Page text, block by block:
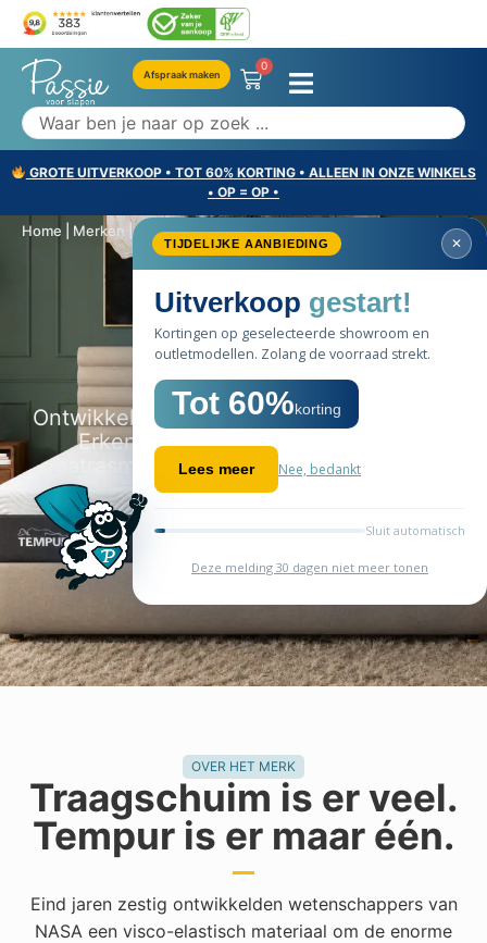
Afspraak maken
0
GROTE UITVERKOOP • TOT 60% KORTING • ALLEEN IN ONZE WINKELS
• OP = OP •
Home Merken |Tempur
Merken selectie
Tempur
Ontwikkeld door NASA-wetenschappers.
Erkend door NASA als het enige
matrasmerk dat de kwaliteit van leven
verbetert.
Bekijk de collectie
OVER HET MERK
Traagschuim is er veel.
Tempur is er maar één.
Eind jaren zestig ontwikkelden wetenschappers van
NASA een visco-elastisch materiaal om de enorme